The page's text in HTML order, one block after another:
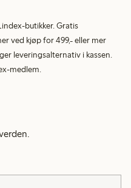
butikker. Gratis
ved kjøp for 499,- eller mer
leveringsalternativ i kassen.
medlem.